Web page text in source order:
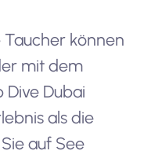
können
mit dem
Dubai
als die
auf See